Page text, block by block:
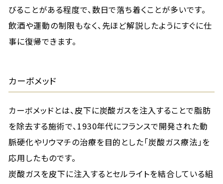
びることがある程度で、数日で落ち着くことが多いです。
飲酒や運動の制限もなく、先ほど解説したようにすぐに仕
事に復帰できます。
カーボメッド
カーボメッドとは、皮下に炭酸ガスを注入することで脂肪
を除去する施術で、1930年代にフランスで開発された動
脈硬化やリウマチの治療を目的とした「炭酸ガス療法」を
応用したものです。
炭酸ガスを皮下に注入するとセルライトを結合している組